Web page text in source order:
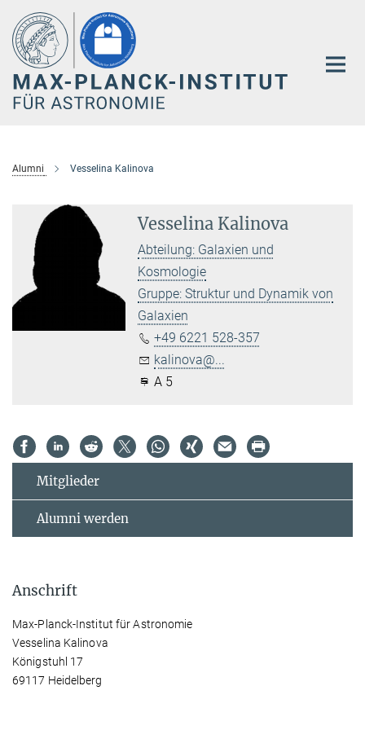
Hauptinhalt
Alumni Vesselina Kalinova
Vesselina Kalinova
Abteilung: Galaxien und
Kosmologie
Gruppe: Struktur und Dynamik von
Galaxien
+49 6221 528-357
kalinova@...
A 5
Mitglieder
Alumni werden
Anschrift
Max-Planck-Institut für Astronomie
Vesselina Kalinova
Königstuhl 17
69117 Heidelberg